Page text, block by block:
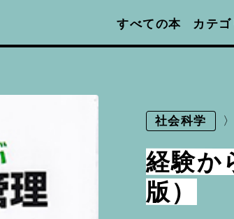
すべての本 カテ
社会科学
経験か
版）